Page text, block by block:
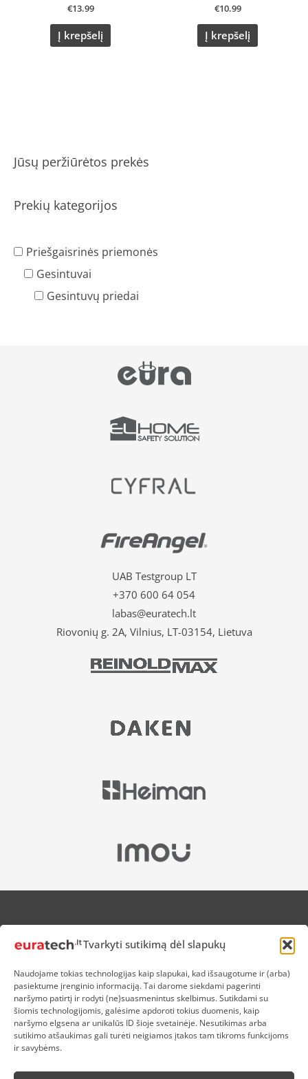
Tvarkyti sutikimą dėl slapukų
Naudojame tokias technologijas kaip slapukai, kad išsaugotume ir (arba)
pasiektume įrenginio informaciją. Tai darome siekdami pagerinti
naršymo patirtį ir rodyti (ne)suasmenintus skelbimus. Sutikdami su
šiomis technologijomis, galėsime apdoroti tokius duomenis, kaip
naršymo elgsena ar unikalūs ID šioje svetainėje. Nesutikimas arba
sutikimo atšaukimas gali turėti neigiamos įtakos tam tikroms funkcijoms
ir savybėms.
Jūsų peržiūrėtos prekės
Prekių kategorijos
Priešgaisrinės priemonės
Gesintuvai
Gesintuvų priedai
€13.99
Į krepšelį
€10.99
Į krepšelį
UAB Testgroup LT
+370 600 64 054
labas@euratech.lt
Riovonių g. 2A, Vilnius, LT-03154, Lietuva
APIE MUS
NUOLAIDOS HEROJAMS
PREKIŲ IR PINIGŲ GRĄŽINIMAS
ATSISKAITYMAS
D.U.K
KOKYBĖS POLITIKA
SLAPUKŲ POLITIKA
SĄLYGOS IR TAISYKLĖS